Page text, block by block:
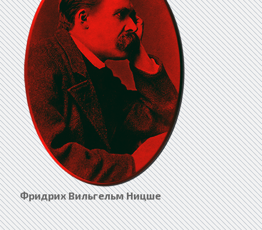
Фридрих Вильгельм Ницше